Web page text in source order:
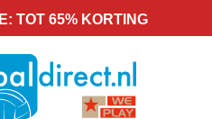
TOT 65% KORTING